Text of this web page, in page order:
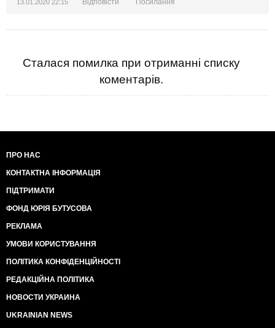
13.01.2020 22:15 Відповісти Посилання
Сталася помилка при отриманні списку
коментарів.
ПРО НАС
КОНТАКТНА ІНФОРМАЦІЯ
ПІДТРИМАТИ
ФОНД ЮРІЯ БУТУСОВА
РЕКЛАМА
УМОВИ КОРИСТУВАННЯ
ПОЛІТИКА КОНФІДЕНЦІЙНОСТІ
РЕДАКЦІЙНА ПОЛІТИКА
НОВОСТИ УКРАИНА
UKRAINIAN NEWS